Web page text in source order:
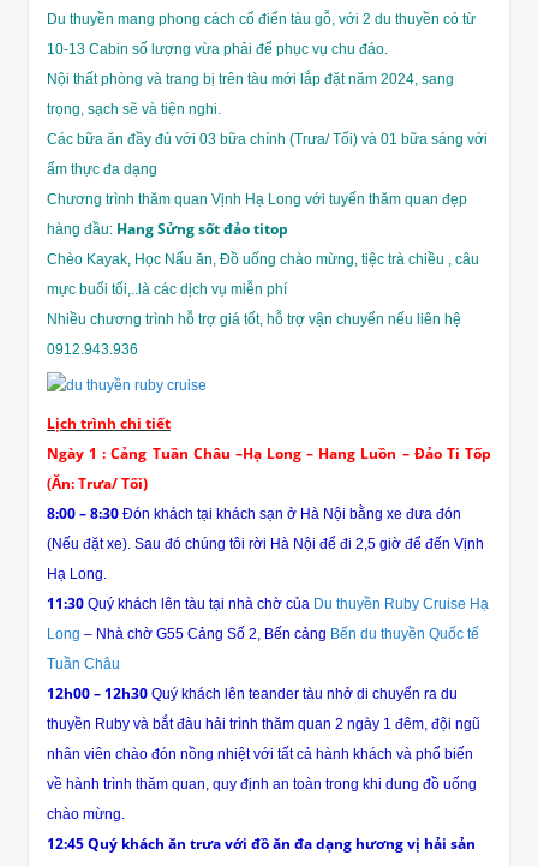
Du thuyền mang phong cách cổ điển tàu gỗ, với 2 du thuyền có từ
10-13 Cabin số lượng vừa phải để phục vụ chu đáo.
Nội thất phòng và trang bị trên tàu mới lắp đặt năm 2024, sang
trọng, sạch sẽ và tiện nghi.
Các bữa ăn đầy đủ với 03 bữa chính (Trưa/ Tối) và 01 bữa sáng với
ẩm thực đa dạng
Chương trình thăm quan Vịnh Hạ Long với tuyến thăm quan đẹp
hàng đầu: Hang Sửng sốt đảo titop
Chèo Kayak, Học Nấu ăn, Đồ uống chào mừng, tiệc trà chiều , câu
mực buổi tối,..là các dịch vụ miễn phí
Nhiều chương trình hỗ trợ giá tốt, hỗ trợ vận chuyển nếu liên hệ
0912.943.936
Lịch trình chi tiết
Ngày 1 : Cảng Tuần Châu –Hạ Long – Hang Luồn – Đảo Ti Tốp
(Ăn: Trưa/ Tối)
8:00 – 8:30 Đón khách tại khách sạn ở Hà Nội bằng xe đưa đón
(Nếu đặt xe). Sau đó chúng tôi rời Hà Nội để đi 2,5 giờ để đến Vịnh
Hạ Long.
11:30 Quý khách lên tàu tại nhà chờ của Du thuyền Ruby Cruise Hạ
Long – Nhà chờ G55 Cảng Số 2, Bến cảng Bến du thuyền Quốc tế
Tuần Châu
12h00 – 12h30 Quý khách lên teander tàu nhở di chuyển ra du
thuyền Ruby và bắt đàu hải trình thăm quan 2 ngày 1 đêm, đội ngũ
nhân viên chào đón nồng nhiệt với tất cả hành khách và phổ biến
về hành trình thăm quan, quy định an toàn trong khi dung đồ uống
chào mừng.
12:45 Quý khách ăn trưa với đồ ăn đa dạng hương vị hải sản